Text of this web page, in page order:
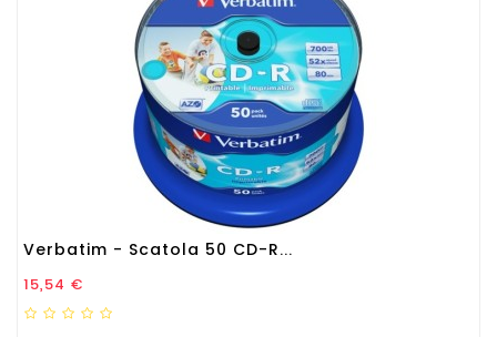
Verbatim - Scatola 50 CD-R...
Prezzo
15,54 €